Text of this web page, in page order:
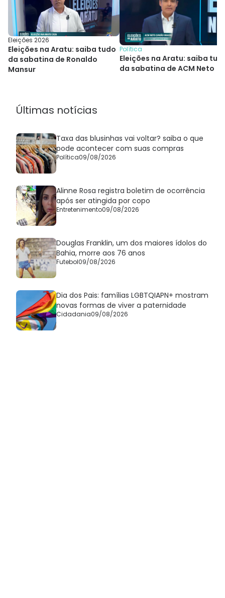
Eleições 2026
Eleições na Aratu: saiba tudo
da sabatina de Ronaldo
Mansur
Política
Eleições na Aratu: saiba
da sabatina de ACM Neto
Últimas notícias
Taxa das blusinhas vai voltar? saiba o que
pode acontecer com suas compras
Política09/08/2026
Alinne Rosa registra boletim de ocorrência
após ser atingida por copo
Entretenimento09/08/2026
Douglas Franklin, um dos maiores ídolos do
Bahia, morre aos 76 anos
Futebol09/08/2026
Dia dos Pais: famílias LGBTQIAPN+ mostram
novas formas de viver a paternidade
Cidadania09/08/2026